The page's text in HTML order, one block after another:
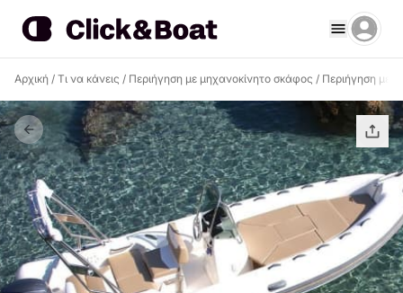
Αρχική / Τι να κάνεις / Περιήγηση με μηχανοκίνητο σκάφος / Περιήγηση με